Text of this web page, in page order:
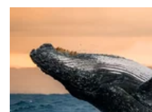
Related Articles
Hero Splendor+ की TVS
मायलेज किंग?, महत्त्वाची माहिती
Bike Market: एका चार्जमध्ये 175
कमी, TVS iQube S चा धमाका!